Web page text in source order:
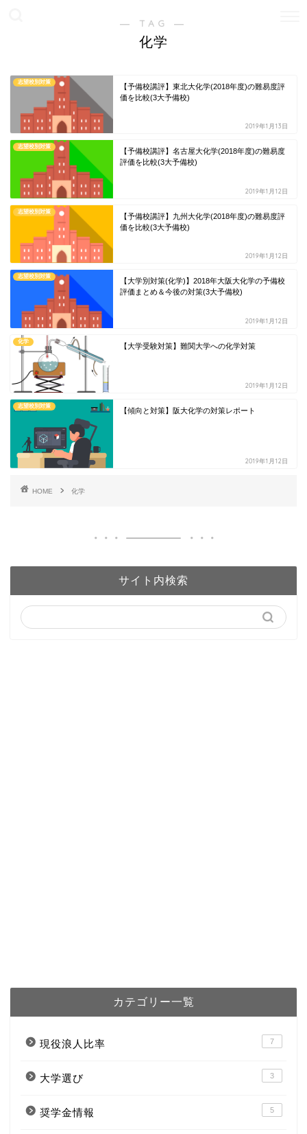
― TAG ―
化学
志望校別対策
【予備校講評】東北大化学(2018年度)の難易度評
価を比較(3大予備校)
2019年1月13日
志望校別対策
【予備校講評】名古屋大化学(2018年度)の難易度
評価を比較(3大予備校)
2019年1月12日
志望校別対策
【予備校講評】九州大化学(2018年度)の難易度評
価を比較(3大予備校)
2019年1月12日
志望校別対策
【大学別対策(化学)】2018年大阪大化学の予備校
評価まとめ＆今後の対策(3大予備校)
2019年1月12日
化学
【大学受験対策】難関大学への化学対策
2019年1月12日
志望校別対策
【傾向と対策】阪大化学の対策レポート
2019年1月12日
HOME 化学
サイト内検索
カテゴリー一覧
現役浪人比率 7
大学選び 3
奨学金情報 5